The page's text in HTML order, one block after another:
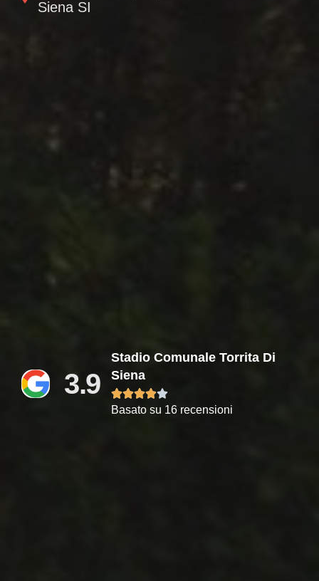
Siena SI
3.9
Stadio Comunale Torrita Di
Siena

Basato su 16 recensioni